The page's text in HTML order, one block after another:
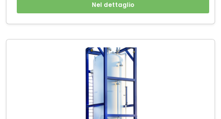
Nel dettaglio